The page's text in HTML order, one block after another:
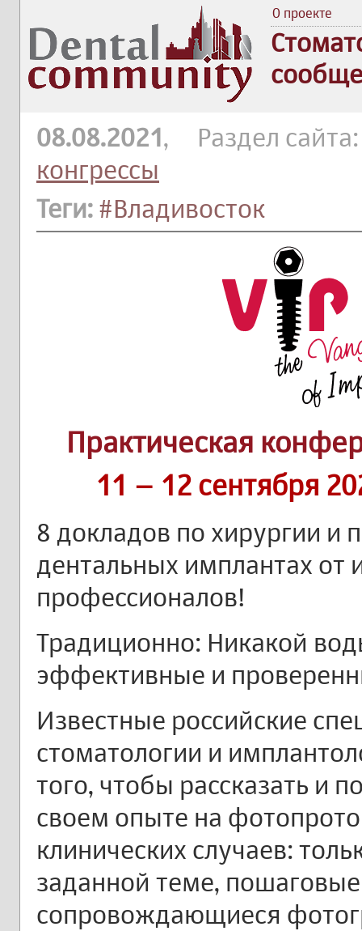
О проекте
08.08.2021, Раздел
конгрессы
Теги: #Владивосток
Практическая
11 – 12 сентября
8 докладов по хирургии и
дентальных имплантах от
профессионалов!
Традиционно: Никакой
эффективные и
Известные российские
стоматологии и
того, чтобы рассказать и
своем опыте на
клинических случаев:
заданной теме,
сопровождающиеся